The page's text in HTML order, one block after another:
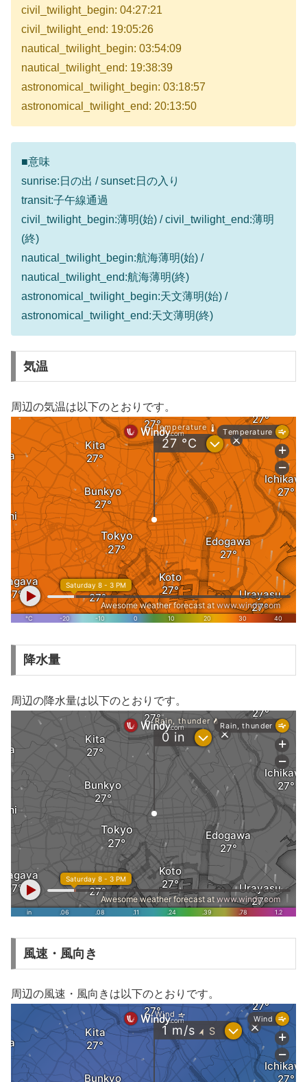
civil_twilight_begin: 04:27:21
civil_twilight_end: 19:05:26
nautical_twilight_begin: 03:54:09
nautical_twilight_end: 19:38:39
astronomical_twilight_begin: 03:18:57
astronomical_twilight_end: 20:13:50
■意味
sunrise:日の出 / sunset:日の入り
transit:子午線通過
civil_twilight_begin:薄明(始) / civil_twilight_end:薄明
(終)
nautical_twilight_begin:航海薄明(始) /
nautical_twilight_end:航海薄明(終)
astronomical_twilight_begin:天文薄明(始) /
astronomical_twilight_end:天文薄明(終)
気温
周辺の気温は以下のとおりです。
降水量
周辺の降水量は以下のとおりです。
風速・風向き
周辺の風速・風向きは以下のとおりです。